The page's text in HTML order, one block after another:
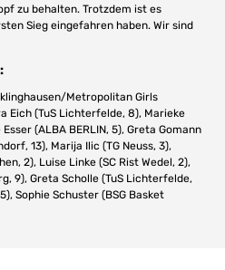
zu behalten. Trotzdem ist es
Sieg eingefahren haben. Wir sind
Metropolitan Girls
Eich (TuS Lichterfelde, 8), Marieke
(ALBA BERLIN, 5), Greta Gomann
13), Marija Ilic (TG Neuss, 3),
2), Luise Linke (SC Rist Wedel, 2),
9), Greta Scholle (TuS Lichterfelde,
Sophie Schuster (BSG Basket